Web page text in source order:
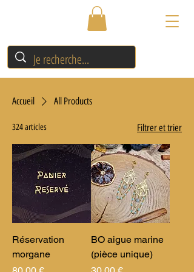
Accueil All Products
324 articles Filtrer et trier
Réservation
morgane
Prix
BO aigue marine
(pièce unique)
Prix